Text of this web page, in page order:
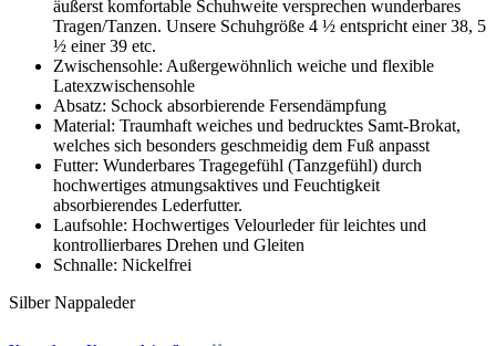
äußerst komfortable Schuhweite versprechen wunderbares
Tragen/Tanzen. Unsere Schuhgröße 4 ½ entspricht einer 38, 5
½ einer 39 etc.
Zwischensohle: Außergewöhnlich weiche und flexible
Latexzwischensohle
Absatz: Schock absorbierende Fersendämpfung
Material: Traumhaft weiches und bedrucktes Samt-Brokat,
welches sich besonders geschmeidig dem Fuß anpasst
Futter: Wunderbares Tragegefühl (Tanzgefühl) durch
hochwertiges atmungsaktives und Feuchtigkeit
absorbierendes Lederfutter.
Laufsohle: Hochwertiges Velourleder für leichtes und
kontrollierbares Drehen und Gleiten
Schnalle: Nickelfrei
SilberNappaleder